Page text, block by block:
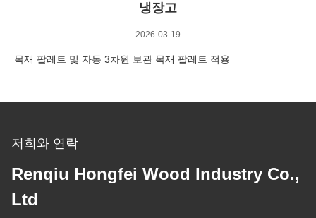
냉장고
2026-03-19
목재 팔레트 및 자동 3차원 보관 목재 팔레트 적용
저희와 연락
Renqiu Hongfei Wood Industry Co.,
Ltd